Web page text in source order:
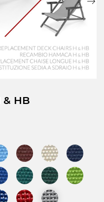
& HB